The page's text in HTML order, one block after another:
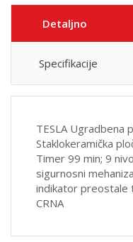
Detaljno
Specifikacije
TESLA Ugradbena
Staklokeramička
Timer 99 min; 9
sigurnosni
indikator preostale
CRNA